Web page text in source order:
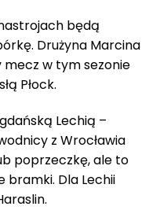
będą
Drużyna Marcina
mecz w tym sezonie
Płock.
Lechią –
z Wrocławia
poprzeczkę, ale to
bramki. Dla Lechii